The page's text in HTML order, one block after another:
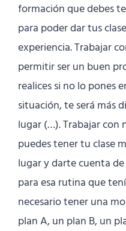
formación que debes
para poder dar tus
experiencia. Trabajar
permitir ser un buen
realices si no lo pones
situación, te será más
lugar (…). Trabajar con
puedes tener tu clase
lugar y darte cuenta
para esa rutina que
necesario tener una
plan A, un plan B, un